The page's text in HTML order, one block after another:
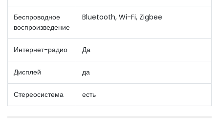
Беспроводное
воспроизведение
Bluetooth, Wi-Fi, Zigbee
Интернет-радио Да
Дисплей да
Стереосистема есть